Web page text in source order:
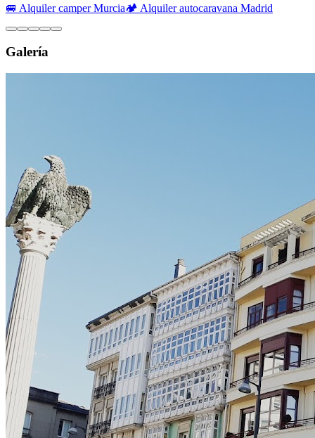
🚐 Alquiler camper Murcia🏕️ Alquiler autocaravana Madrid
Galería